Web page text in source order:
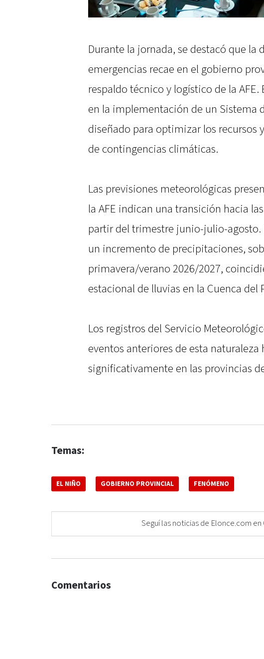
Durante la jornada, se destacó que la
emergencias recae en el gobierno
respaldo técnico y logístico de la AFE.
en la implementación de un Sistema
diseñado para optimizar los recursos
de contingencias climáticas.
Las previsiones meteorológicas
la AFE indican una transición hacia
partir del trimestre junio-julio-agosto.
un incremento de precipitaciones,
primavera/verano 2026/2027,
estacional de lluvias en la Cuenca del
Los registros del Servicio
eventos anteriores de esta
significativamente en las provincias
Temas:
EL NIÑO GOBIERNO PROVINCIAL FENÓMENO
Seguí las noticias de Elonce.com
Comentarios